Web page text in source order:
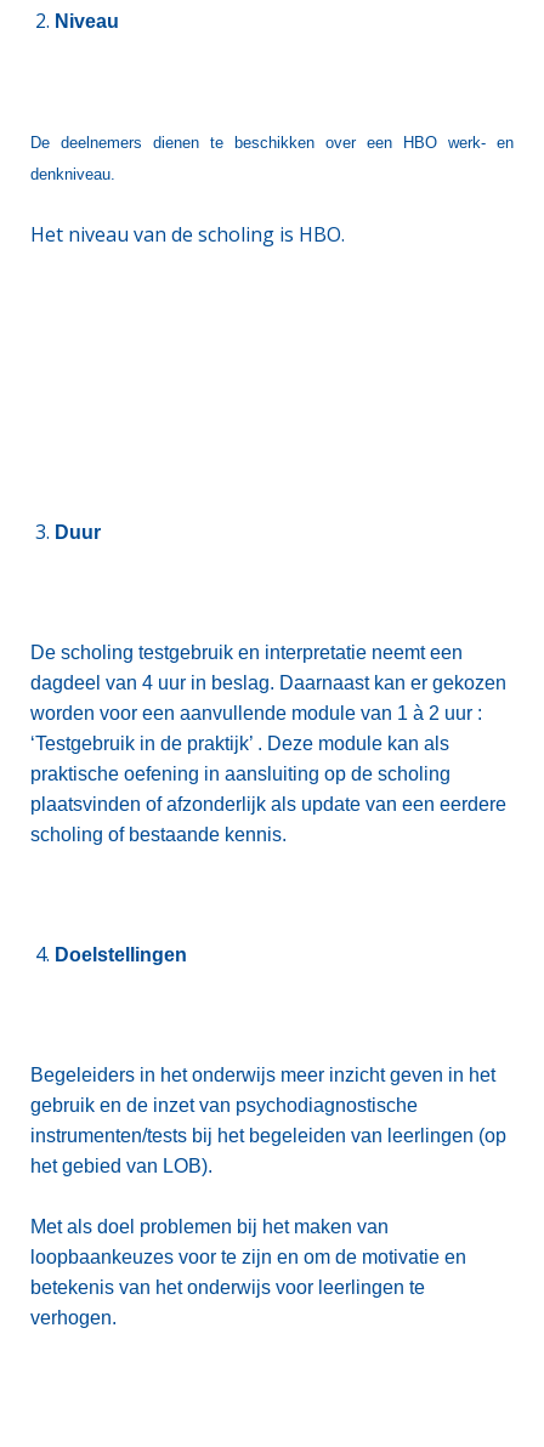
Niveau
De deelnemers dienen te beschikken over een HBO werk- en
denkniveau.
Het niveau van de scholing is HBO.
Duur
De scholing testgebruik en interpretatie neemt een
dagdeel van 4 uur in beslag. Daarnaast kan er gekozen
worden voor een aanvullende module van 1 à 2 uur :
‘Testgebruik in de praktijk’ . Deze module kan als
praktische oefening in aansluiting op de scholing
plaatsvinden of afzonderlijk als update van een eerdere
scholing of bestaande kennis.
Doelstellingen
Begeleiders in het onderwijs meer inzicht geven in het
gebruik en de inzet van psychodiagnostische
instrumenten/tests bij het begeleiden van leerlingen (op
het gebied van LOB).
Met als doel problemen bij het maken van
loopbaankeuzes voor te zijn en om de motivatie en
betekenis van het onderwijs voor leerlingen te
verhogen.